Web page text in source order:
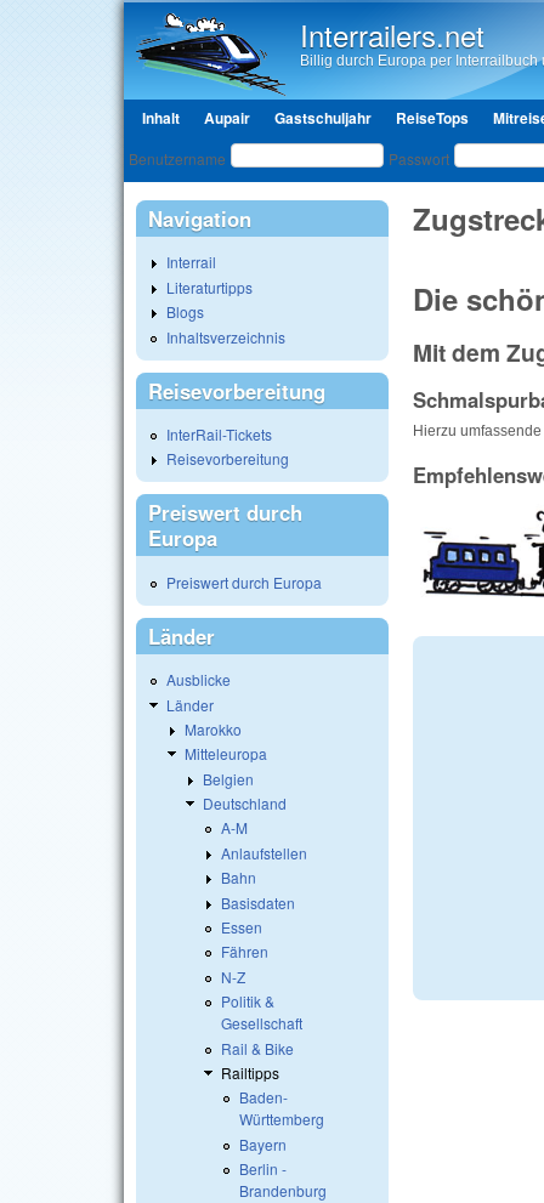
Interrailers.net
Billig durch Europa per Interrailbuch
Hauptmenü
Inhalt Aupair Gastschuljahr ReiseTops
Benutzeranmeldung
Benutzername Passwort
Die
Mit dem
Hierzu
Navigation
Interrail
Literaturtipps
Blogs
Inhaltsverzeichnis
Reisevorbereitung
InterRail-Tickets
Reisevorbereitung
Preiswert durch
Europa
Preiswert durch Europa
Länder
Ausblicke
Länder
Marokko
Mitteleuropa
Belgien
Deutschland
A-M
Anlaufstellen
Bahn
Basisdaten
Essen
Fähren
N-Z
Politik &
Gesellschaft
Rail & Bike
Railtipps
Baden-
Württemberg
Bayern
Berlin -
Brandenburg